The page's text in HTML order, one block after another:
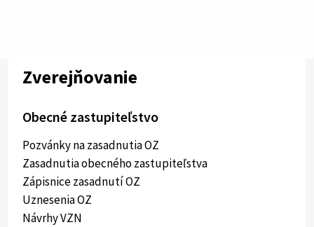
Zverejňovanie
Obecné zastupiteľstvo
Pozvánky na zasadnutia OZ
Zasadnutia obecného zastupiteľstva
Zápisnice zasadnutí OZ
Uznesenia OZ
Návrhy VZN